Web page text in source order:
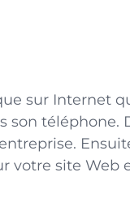
sur Internet
son téléphone.
votre site Web